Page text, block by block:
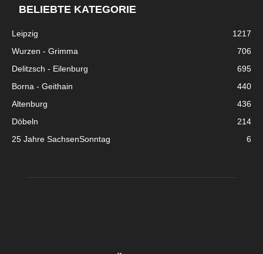
BELIEBTE KATEGORIE
Leipzig
1217
Wurzen - Grimma
706
Delitzsch - Eilenburg
695
Borna - Geithain
440
Altenburg
436
Döbeln
214
25 Jahre SachsenSonntag
6